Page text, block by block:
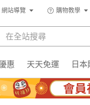
網站導覽 購物教學
惠 天天免運 日